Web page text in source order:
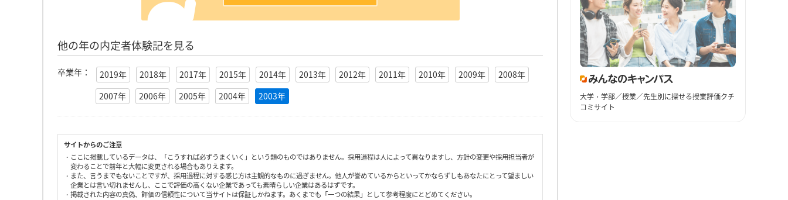
他の年の内定者体験記を見る
卒業年： 2019年 2018年 2017年 2015年 2014年 2013年 2012年 2011年 2010年 2009年
2008年
2007年
2006年 2005年 2004年 2003年
サイトからのご注意
・ここに掲載しているデータは、「こうすれば必ずうまくいく」という類のものではありません。採用過程は人によって異なりますし、方針の変更や採用担当者が
変わることで前年と大幅に変更される場合もありえます。
・また、言うまでもないことですが、採用過程に対する感じ方は主観的なものに過ぎません。他人が誉めているからといってかならずしもあなたにとって望ましい
企業とは言い切れませんし、ここで評価の高くない企業であっても素晴らしい企業はあるはずです。
・掲載された内容の真偽、評価の信頼性について当サイトは保証しかねます。あくまでも「一つの結果」として参考程度にとどめてください。
大学・学部／授業／先生別に探せる授業評価クチ
コミサイト